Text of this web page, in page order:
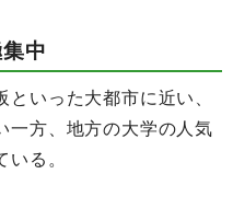
中
いった大都市に近い、
一方、地方の大学の人気
る。